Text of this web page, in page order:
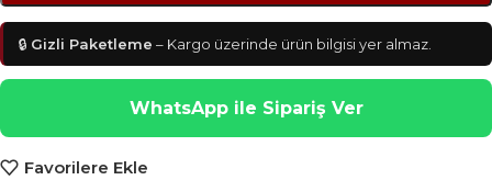
🔒 Gizli Paketleme – Kargo üzerinde ürün bilgisi yer almaz.
WhatsApp ile Sipariş Ver
Favorilere Ekle